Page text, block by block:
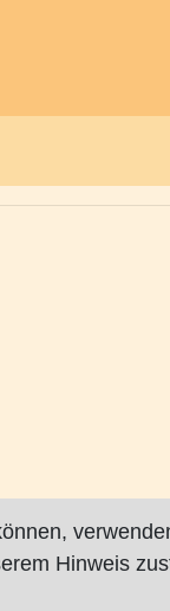
Hinweis